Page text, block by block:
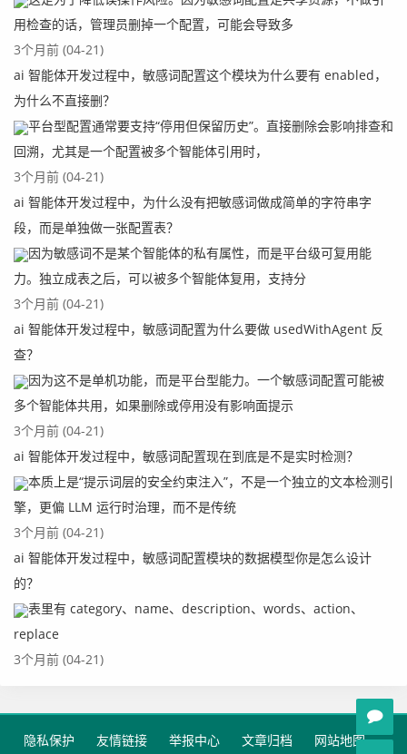
用检查的话，管理员删掉一个配置，可能会导致多
3个月前 (04-21)
ai 智能体开发过程中，敏感词配置这个模块为什么要有 enabled，
为什么不直接删？
平台型配置通常要支持“停用但保留历史”。直接删除会影响排查和
回溯，尤其是一个配置被多个智能体引用时，
3个月前 (04-21)
ai 智能体开发过程中，为什么没有把敏感词做成简单的字符串字
段，而是单独做一张配置表？
因为敏感词不是某个智能体的私有属性，而是平台级可复用能
力。独立成表之后，可以被多个智能体复用，支持分
3个月前 (04-21)
ai 智能体开发过程中，敏感词配置为什么要做 usedWithAgent 反
查？
因为这不是单机功能，而是平台型能力。一个敏感词配置可能被
多个智能体共用，如果删除或停用没有影响面提示
3个月前 (04-21)
ai 智能体开发过程中，敏感词配置现在到底是不是实时检测？
本质上是“提示词层的安全约束注入”，不是一个独立的文本检测引
擎，更偏 LLM 运行时治理，而不是传统
3个月前 (04-21)
ai 智能体开发过程中，敏感词配置模块的数据模型你是怎么设计
的？
表里有 category、name、description、words、action、
replace
3个月前 (04-21)
隐私保护 友情链接 举报中心 文章归档 网站地图